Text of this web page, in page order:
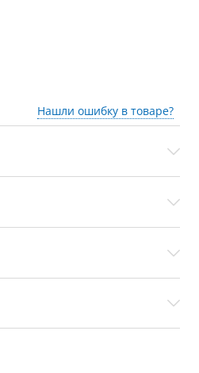
Нашли ошибку в товаре?